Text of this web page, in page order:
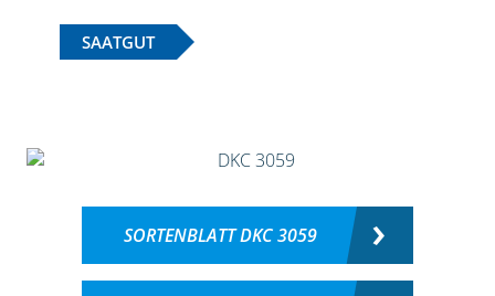
SAATGUT
SORTENBLATT DKC 3059